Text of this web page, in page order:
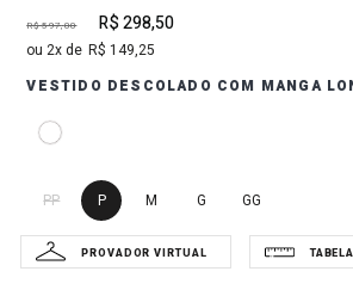
R$ 597,00 R$ 298,50
2 R$ 149,25
VESTIDO DESCOLADO COM MANGA
PP P M G GG